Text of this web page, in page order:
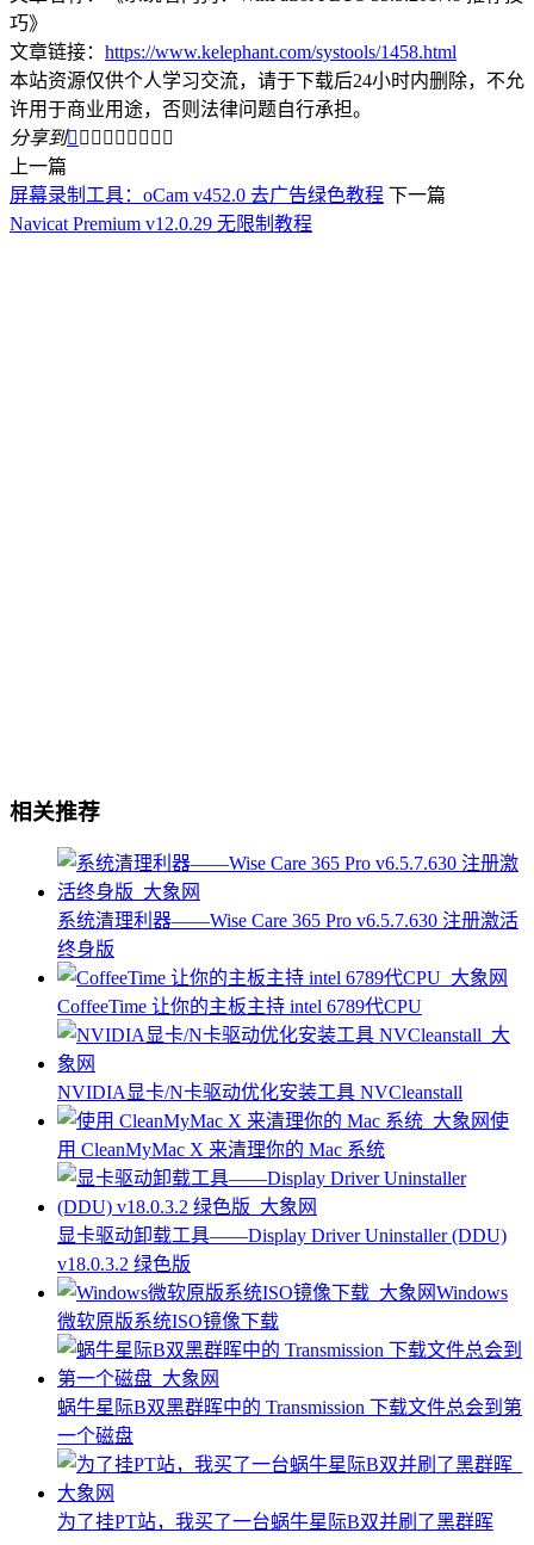
巧》
文章链接： https://www.kelephant.com/systools/1458.html
本站资源仅供个人学习交流，请于下载后24小时内删除，不允
许用于商业用途，否则法律问题自行承担。
分享到        
上一篇
屏幕录制工具：oCam v452.0 去广告绿色教程 下一篇
Navicat Premium v12.0.29 无限制教程
相关推荐
系统清理利器——Wise Care 365 Pro v6.5.7.630 注册激活
终身版
CoffeeTime 让你的主板主持 intel 6789代CPU
NVIDIA显卡/N卡驱动优化安装工具 NVCleanstall
使
用 CleanMyMac X 来清理你的 Mac 系统
显卡驱动卸载工具——Display Driver Uninstaller (DDU)
v18.0.3.2 绿色版
Windows
微软原版系统ISO镜像下载
蜗牛星际B双黑群晖中的 Transmission 下载文件总会到第
一个磁盘
为了挂PT站，我买了一台蜗牛星际B双并刷了黑群晖